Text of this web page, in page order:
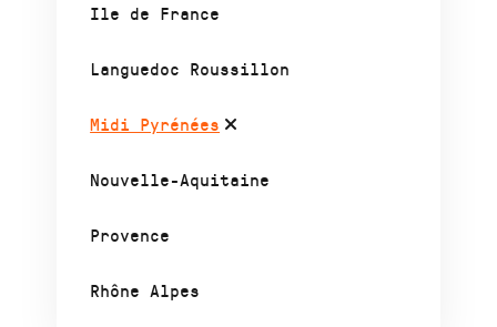
Ile de France
Languedoc Roussillon
Midi Pyrénées
Nouvelle-Aquitaine
Provence
Rhône Alpes